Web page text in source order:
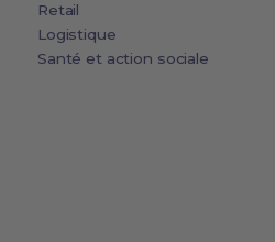
Retail
Logistique
Santé et action sociale